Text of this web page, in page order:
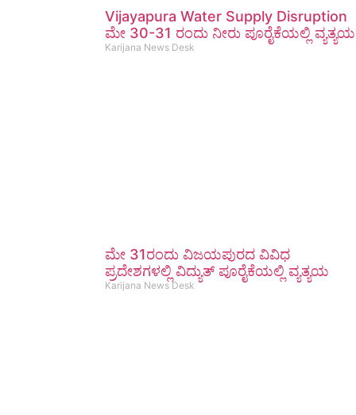
Vijayapura Water Supply Disruption
ಮೇ 30-31 ರಂದು ನೀರು ಪೂರೈಕೆಯಲ್ಲಿ ವ್ಯತ್ಯಯ
Karijana News Desk
ಮೇ 31ರಂದು ವಿಜಯಪುರದ ವಿವಿಧ
ಪ್ರದೇಶಗಳಲ್ಲಿ ವಿದ್ಯುತ್ ಪೂರೈಕೆಯಲ್ಲಿ ವ್ಯತ್ಯಯ
Karijana News Desk